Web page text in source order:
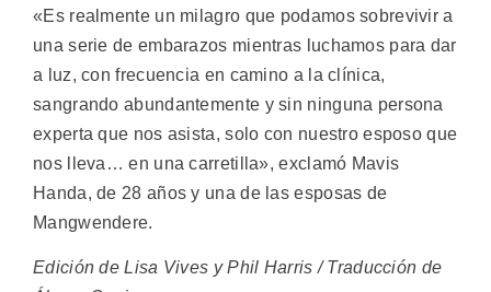
«Es realmente un milagro que podamos sobrevivir a
una serie de embarazos mientras luchamos para dar
a luz, con frecuencia en camino a la clínica,
sangrando abundantemente y sin ninguna persona
experta que nos asista, solo con nuestro esposo que
nos lleva… en una carretilla», exclamó Mavis
Handa, de 28 años y una de las esposas de
Mangwendere.
Edición de Lisa Vives y Phil Harris / Traducción de